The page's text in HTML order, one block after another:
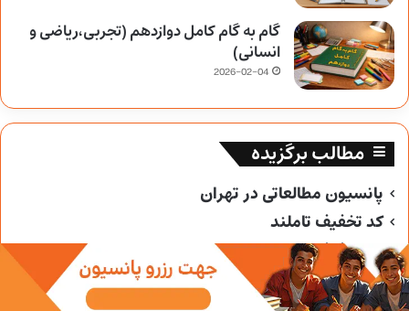
گام به گام کامل دوازدهم (تجربی،ریاضی و
انسانی)
2026-02-04
مطالب برگزیده
پانسیون مطالعاتی در تهران
کد تخفیف تاملند
کد تخفیف خیلی سبز